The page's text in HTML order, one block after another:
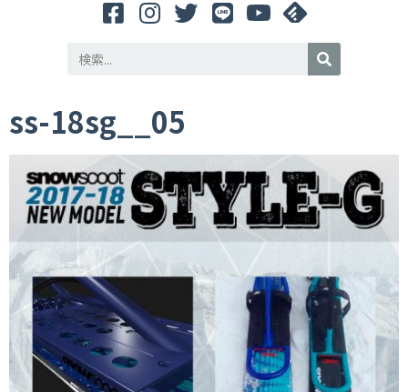
ss-18sg__05